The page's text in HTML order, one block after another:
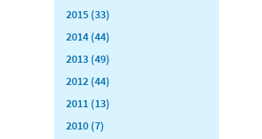
2015 (33)
2014 (44)
2013 (49)
2012 (44)
2011 (13)
2010 (7)